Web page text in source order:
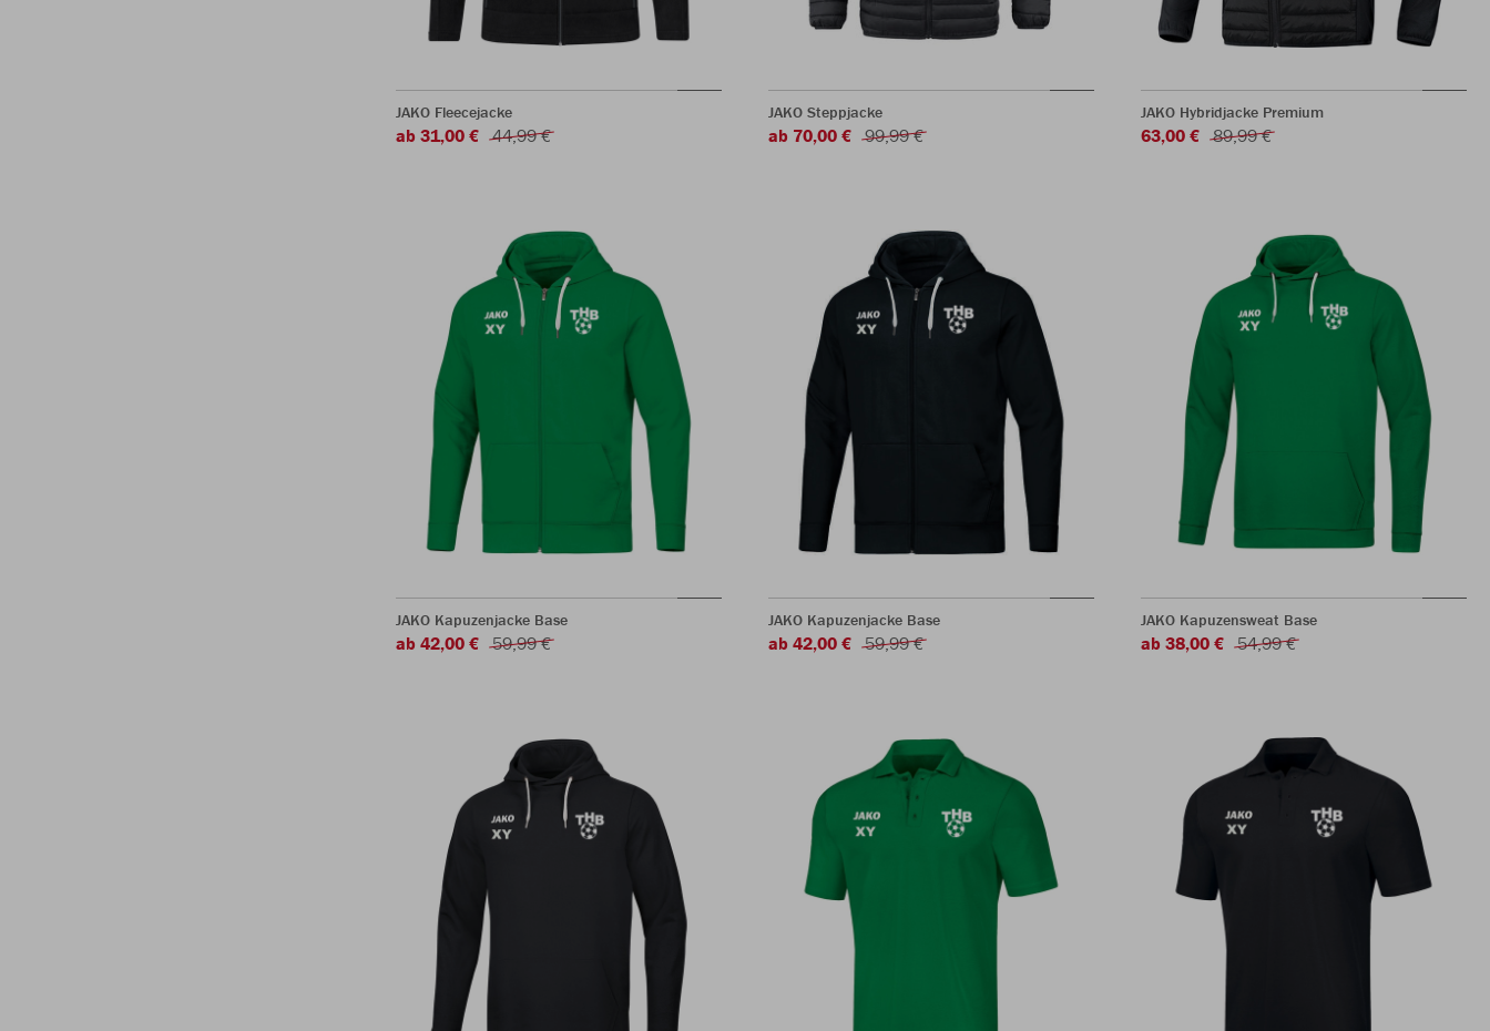
JAKO Fleecejacke
ab 31,00 € 44,99 €
JAKO Steppjacke
ab 70,00 € 99,99 €
JAKO Hybridjacke Premium
63,00 € 89,99 €
JAKO Kapuzenjacke Base
ab 42,00 € 59,99 €
JAKO Kapuzenjacke Base
ab 42,00 € 59,99 €
JAKO Kapuzensweat Base
ab 38,00 € 54,99 €